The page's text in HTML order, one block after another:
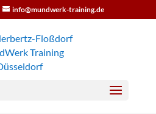
info@mundwerk-training.de